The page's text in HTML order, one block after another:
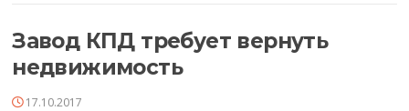
Завод КПД требует вернуть
недвижимость
17.10.2017